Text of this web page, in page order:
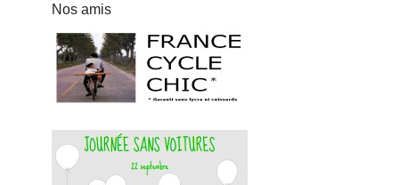
Nos amis